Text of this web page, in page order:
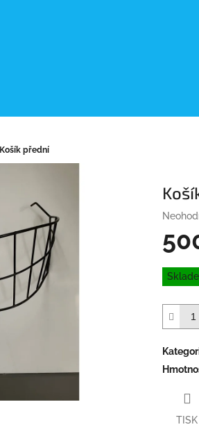
Košík přední
0,0
z
Měrná
cena:
TISK